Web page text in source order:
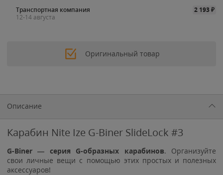
Транспортная компания
2 193₽
12-14 августа
Оригинальный товар
Описание
Карабин Nite Ize G-Biner SlideLock #3
G-Biner — серия G-образных карабинов. Организуйте
свои личные вещи с помощью этих простых и полезных
аксессуаров!